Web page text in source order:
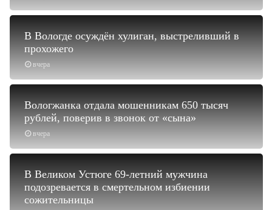
вчера
В Вологде осуждён хулиган, выстреливший в
прохожего
вчера
Вологжанка отдала мошенникам 650 тысяч
рублей, поверив в звонок от «сына»
В Великом Устюге 69-летний мужчина
подозревается в смертельном избиении
сожительницы